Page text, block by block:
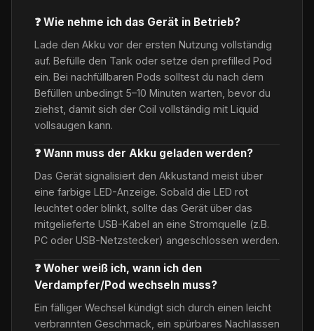
❓ Wie nehme ich das Gerät in Betrieb?
Lade den Akku vor der ersten Nutzung vollständig
auf. Befülle den Tank oder setze den prefilled Pod
ein. Bei nachfüllbaren Pods solltest du nach dem
Befüllen unbedingt 5–10 Minuten warten, bevor du
ziehst, damit sich der Coil vollständig mit Liquid
vollsaugen kann.
❓ Wann muss der Akku geladen werden?
Das Gerät signalisiert den Akkustand meist über
eine farbige LED-Anzeige. Sobald die LED rot
leuchtet oder blinkt, sollte das Gerät über das
mitgelieferte USB-Kabel an eine Stromquelle (z.B.
PC oder USB-Netzstecker) angeschlossen werden.
❓ Woher weiß ich, wann ich den
Verdampfer/Pod wechseln muss?
Ein fälliger Wechsel kündigt sich durch einen leicht
verbrannten Geschmack, ein spürbares Nachlassen